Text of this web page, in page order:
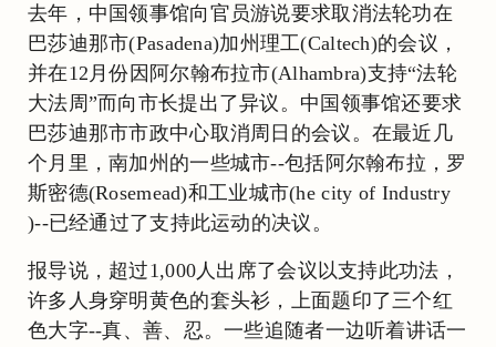
去年，中国领事馆向官员游说要求取消法轮功在
巴莎迪那市(Pasadena)加州理工(Caltech)的会议，
并在12月份因阿尔翰布拉市(Alhambra)支持“法轮
大法周”而向市长提出了异议。中国领事馆还要求
巴莎迪那市市政中心取消周日的会议。在最近几
个月里，南加州的一些城市--包括阿尔翰布拉，罗
斯密德(Rosemead)和工业城市(he city of Industry
)--已经通过了支持此运动的决议。
报导说，超过1,000人出席了会议以支持此功法，
许多人身穿明黄色的套头衫，上面题印了三个红
色大字--真、善、忍。一些追随者一边听着讲话一